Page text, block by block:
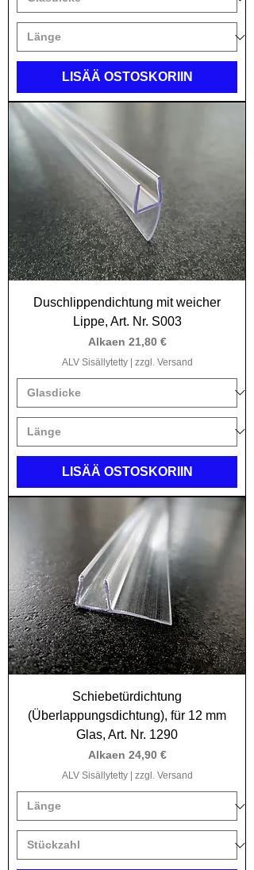
LISÄÄ OSTOSKORIIN
Duschlippendichtung mit weicher
Lippe, Art. Nr. S003
Alkaen 21,80 €
Alehinta
ALV Sisällytetty| zzgl. Versand
LISÄÄ OSTOSKORIIN
Schiebetürdichtung
(Überlappungsdichtung), für 12 mm
Glas, Art. Nr. 1290
Alkaen 24,90 €
Alehinta
ALV Sisällytetty| zzgl. Versand